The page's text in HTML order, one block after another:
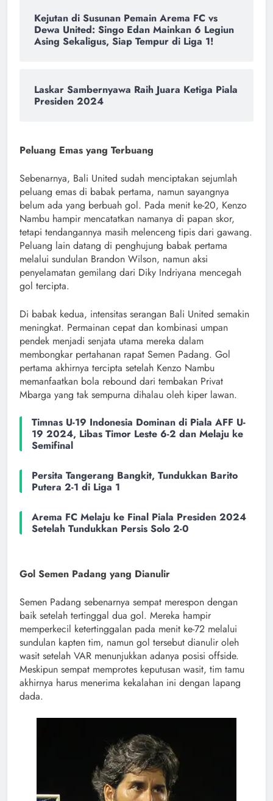
Kejutan di Susunan Pemain Arema FC vs
Dewa United: Singo Edan Mainkan 6 Legiun
Asing Sekaligus, Siap Tempur di Liga 1!
Laskar Sambernyawa Raih Juara Ketiga Piala
Presiden 2024
Peluang Emas yang Terbuang
Sebenarnya, Bali United sudah menciptakan sejumlah
peluang emas di babak pertama, namun sayangnya
belum ada yang berbuah gol. Pada menit ke-20, Kenzo
Nambu hampir mencatatkan namanya di papan skor,
tetapi tendangannya masih melenceng tipis dari gawang.
Peluang lain datang di penghujung babak pertama
melalui sundulan Brandon Wilson, namun aksi
penyelamatan gemilang dari Diky Indriyana mencegah
gol tercipta.
Di babak kedua, intensitas serangan Bali United semakin
meningkat. Permainan cepat dan kombinasi umpan
pendek menjadi senjata utama mereka dalam
membongkar pertahanan rapat Semen Padang. Gol
pertama akhirnya tercipta setelah Kenzo Nambu
memanfaatkan bola rebound dari tembakan Privat
Mbarga yang tak sempurna dihalau oleh kiper lawan.
Timnas U-19 Indonesia Dominan di Piala AFF U-
19 2024, Libas Timor Leste 6-2 dan Melaju ke
Semifinal
Persita Tangerang Bangkit, Tundukkan Barito
Putera 2-1 di Liga 1
Arema FC Melaju ke Final Piala Presiden 2024
Setelah Tundukkan Persis Solo 2-0
Gol Semen Padang yang Dianulir
Semen Padang sebenarnya sempat merespon dengan
baik setelah tertinggal dua gol. Mereka hampir
memperkecil ketertinggalan pada menit ke-72 melalui
sundulan kapten tim, namun gol tersebut dianulir oleh
wasit setelah VAR menunjukkan adanya posisi offside.
Meskipun sempat memprotes keputusan wasit, tim tamu
akhirnya harus menerima kekalahan ini dengan lapang
dada.